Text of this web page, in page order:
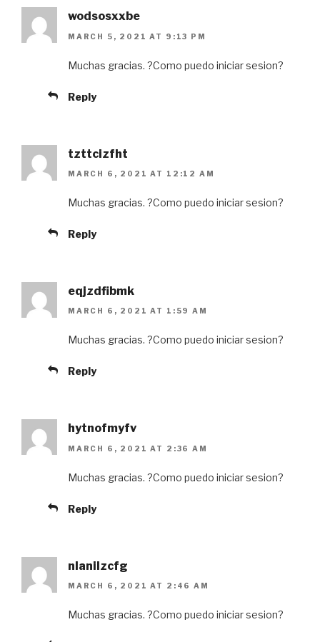
wodsosxxbe
MARCH 5, 2021 AT 9:13 PM
Muchas gracias. ?Como puedo iniciar sesion?
Reply
tzttcizfht
MARCH 6, 2021 AT 12:12 AM
Muchas gracias. ?Como puedo iniciar sesion?
Reply
eqjzdfibmk
MARCH 6, 2021 AT 1:59 AM
Muchas gracias. ?Como puedo iniciar sesion?
Reply
hytnofmyfv
MARCH 6, 2021 AT 2:36 AM
Muchas gracias. ?Como puedo iniciar sesion?
Reply
nlanilzcfg
MARCH 6, 2021 AT 2:46 AM
Muchas gracias. ?Como puedo iniciar sesion?